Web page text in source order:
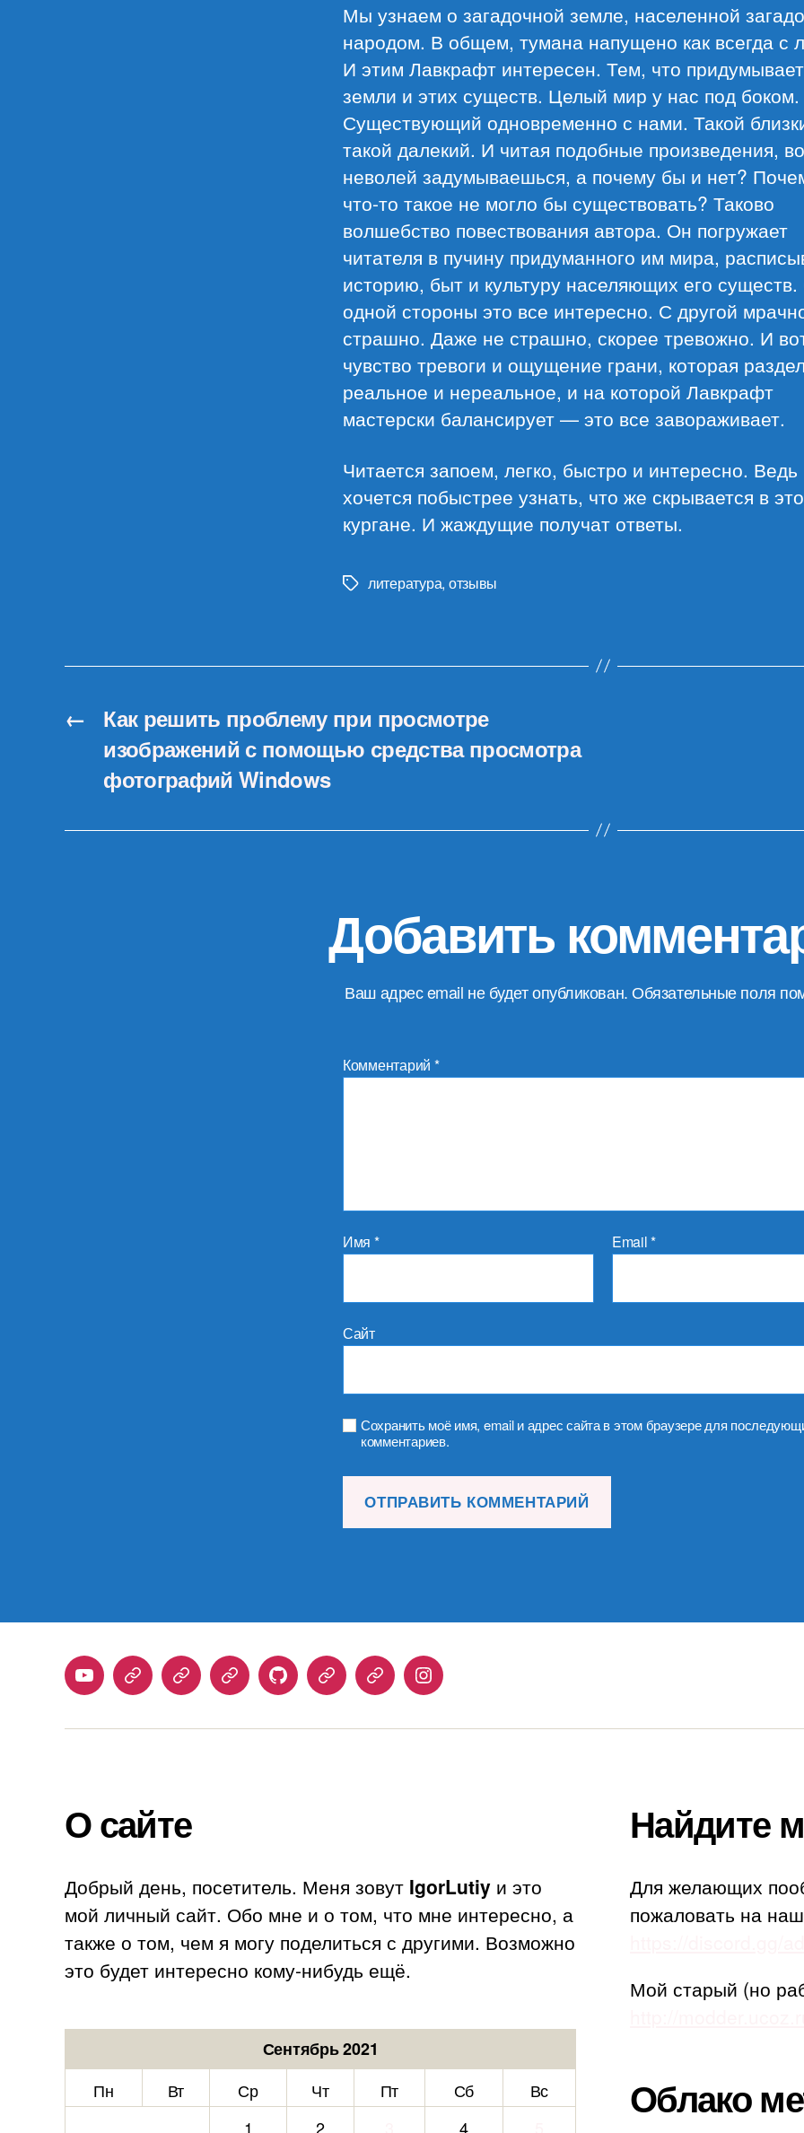
Мы узнаем о загадочной земле, населенной
народом. В общем, тумана напущено как всегда с
И этим Лавкрафт интересен. Тем, что
земли и этих существ. Целый мир у нас под боком.
Существующий одновременно с нами. Такой
такой далекий. И читая подобные произведения,
неволей задумываешься, а почему бы и нет?
что-то такое не могло бы существовать? Таково
волшебство повествования автора. Он погружает
читателя в пучину придуманного им мира,
историю, быт и культуру населяющих его
одной стороны это все интересно. С другой
страшно. Даже не страшно, скорее тревожно. И
чувство тревоги и ощущение грани, которая
реальное и нереальное, и на которой Лавкрафт
мастерски балансирует — это все завораживает.
Читается запоем, легко, быстро и интересно. Ведь
хочется побыстрее узнать, что же скрывается в
кургане. И жаждущие получат ответы.
Меткилитература, отзывы
←
Как решить проблему при просмотре
изображений с помощью средства просмотра
фотографий Windows
Добавить
Ваш адрес email не будет опубликован. Обязательные поля
Комментарий *
Имя * Email*
Сайт
Сохранить моё имя, email и адрес сайта в этом браузере для
комментариев.
YoutubeTelegramStepik Habr GithubSamlibDuolingoInstagram
О сайте
Добрый день, посетитель. Меня зовут IgorLutiy и это
мой личный сайт. Обо мне и о том, что мне интересно, а
также о том, чем я могу поделиться с другими. Возможно
это будет интересно кому-нибудь ещё.
Сентябрь 2021
Пн
Вт Ср Чт Пт Сб
Вс
1
2 4
Найдите
Для желающих
пожаловать на
Мой старый (но
Облако